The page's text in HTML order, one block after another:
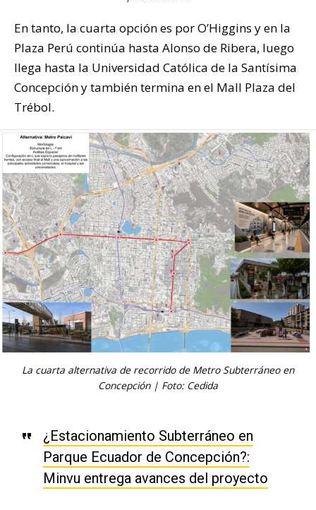
En tanto, la cuarta opción es por O’Higgins y en la
Plaza Perú continúa hasta Alonso de Ribera, luego
llega hasta la Universidad Católica de la Santísima
Concepción y también termina en el Mall Plaza del
Trébol.
La cuarta alternativa de recorrido de Metro Subterráneo en
Concepción | Foto: Cedida
¿Estacionamiento Subterráneo en
Parque Ecuador de Concepción?:
Minvu entrega avances del proyecto